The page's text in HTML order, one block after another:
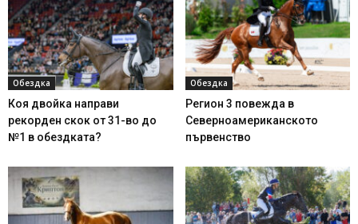
Обездка
Коя двойка направи
рекорден скок от 31-во до
№1 в обездката?
Обездка
Регион 3 повежда в
Северноамериканското
първенство